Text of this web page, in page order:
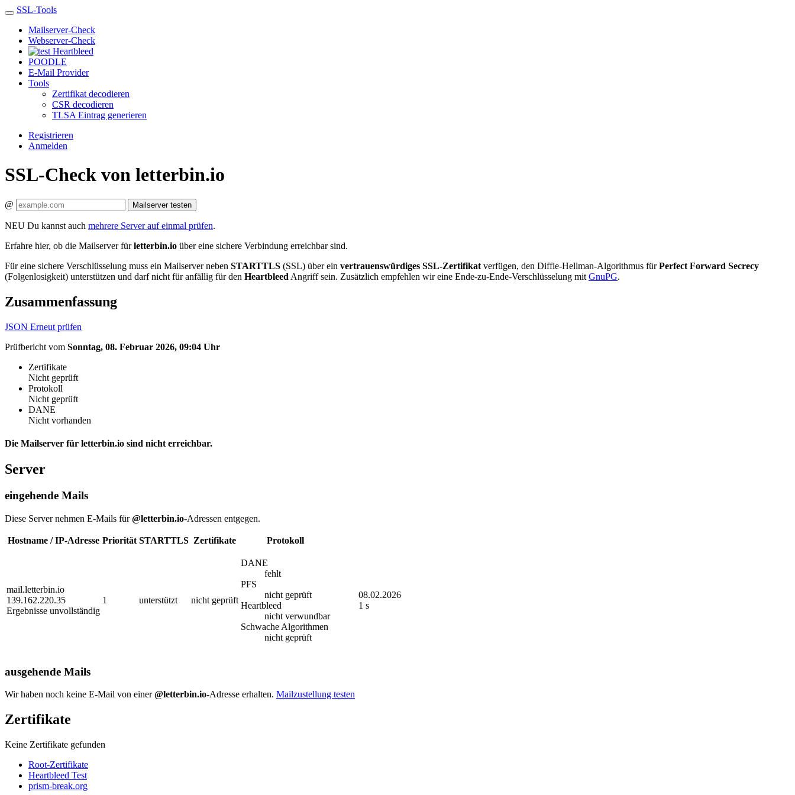
SSL-Tools
Mailserver-Check
Webserver-Check
Heartbleed
POODLE
E-Mail Provider
Tools
Zertifikat decodieren
CSR decodieren
TLSA Eintrag generieren
Registrieren
Anmelden
SSL-Check von letterbin.io
@ Mailserver testen
NEU Du kannst auch mehrere Server auf einmal prüfen.
Erfahre hier, ob die Mailserver fürletterbin.io über eine sichere Verbindung erreichbar sind.
Für eine sichere Verschlüsselung muss ein Mailserver neben STARTTLS (SSL) über ein vertrauenswürdiges SSL-Zertifikat verfügen, den Diffie-Hellman-Algorithmus fürPerfect Forward Secrecy
(Folgenlosigkeit) unterstützen und darf nicht für anfällig für den Heartbleed Angriff sein. Zusätzlich empfehlen wir eine Ende-zu-Ende-Verschlüsselung mit GnuPG.
Zusammenfassung
JSON Erneut prüfen
Prüfbericht vom Sonntag, 08. Februar 2026, 09:04 Uhr
Zertifikate
Nicht geprüft
Protokoll
Nicht geprüft
DANE
Nicht vorhanden
Die Mailserver für letterbin.io sind nicht erreichbar.
Server
eingehende Mails
Diese Server nehmen E-Mails für@letterbin.io-Adressen entgegen.
Hostname / IP-Adresse Priorität STARTTLS Zertifikate Protokoll
mail.letterbin.io
139.162.220.35
Ergebnisse unvollständig
1 unterstützt nicht geprüft
DANE
fehlt
PFS
nicht geprüft
Heartbleed
nicht verwundbar
Schwache Algorithmen
nicht geprüft
08.02.2026
1 s
ausgehende Mails
Wir haben noch keine E-Mail von einer@letterbin.io-Adresse erhalten. Mailzustellung testen
Zertifikate
Keine Zertifikate gefunden
Root-Zertifikate
Heartbleed Test
prism-break.org